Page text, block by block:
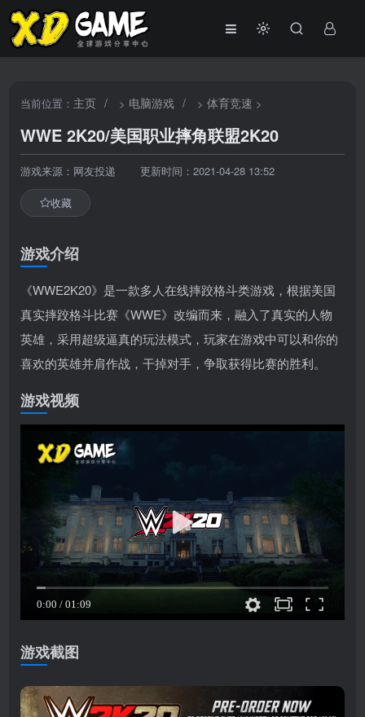
当前位置： 主页 / > 电脑游戏 / >体育竞速 >
WWE 2K20/美国职业摔角联盟2K20
游戏来源：网友投递 更新时间：2021-04-28 13:52
收藏
游戏介绍
《WWE2K20》是一款多人在线摔跤格斗类游戏，根据美国
真实摔跤格斗比赛《WWE》改编而来，融入了真实的人物
英雄，采用超级逼真的玩法模式，玩家在游戏中可以和你的
喜欢的英雄并肩作战，干掉对手，争取获得比赛的胜利。
游戏视频
游戏截图